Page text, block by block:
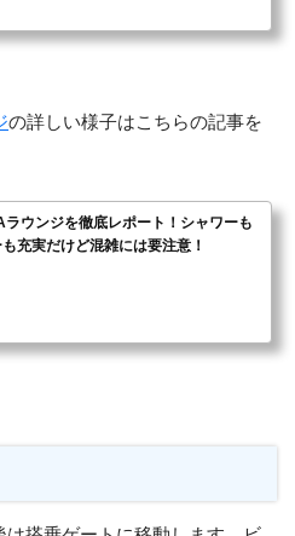
の詳しい様子はこちらの記事を
ウンジを徹底レポート！シャワーも
充実だけど混雑には要注意！